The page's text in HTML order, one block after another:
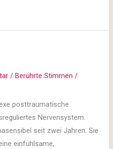
/Berührte Stimmen /
posttraumatische
Nervensystem.
seit zwei Jahren. Sie
einfühlsame,